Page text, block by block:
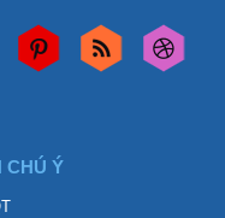
CHÚ Ý